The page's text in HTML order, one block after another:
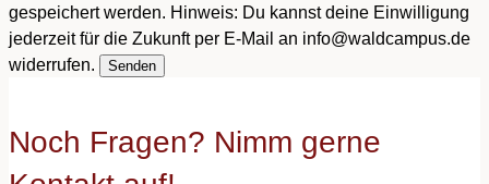
gespeichert werden. Hinweis: Du kannst deine Einwilligung
jederzeit für die Zukunft per E-Mail an info@waldcampus.de
widerrufen.
Noch Fragen? Nimm gerne